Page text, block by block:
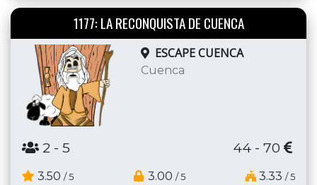
1177: LA RECONQUISTA DE CUENCA
ESCAPE CUENCA
Cuenca
2 - 5 44 - 70
3.50 / 5 3.00 / 5 3.33 / 5